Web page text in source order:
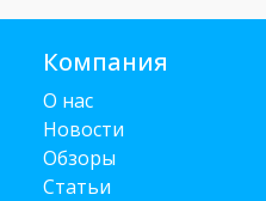
Компания
О нас
Новости
Обзоры
Статьи